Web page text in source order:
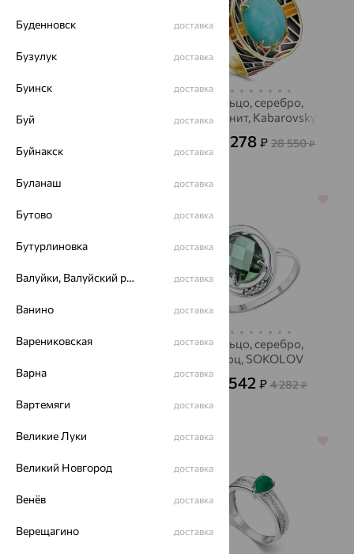
Кольцо, серебро,
амазонит, Kabarovsky
10 278₽ 28 550₽
Кольцо, золото, агат/
Кольцо, серебро,
кварц, SOKOLOV
1 542 ₽ 4 282₽
70% 64%
Буденновск доставка
Бузулук доставка
Буинск доставка
Буй доставка
Буйнакск доставка
Буланаш доставка
Бутово доставка
Бутурлиновка доставка
Валуйки, Валуйский район доставка
Ванино доставка
Варениковская доставка
Варна доставка
Вартемяги доставка
Великие Луки доставка
Великий Новгород доставка
Венёв доставка
Верещагино доставка